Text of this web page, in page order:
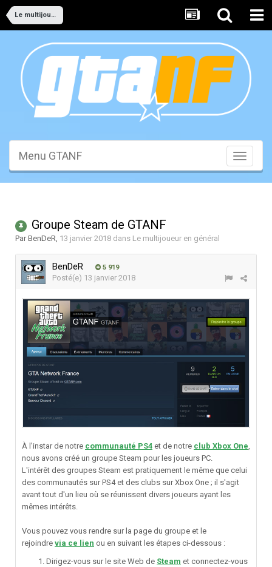
Le multijoueur en général
Toggle
Menu GTANF
Groupe Steam de GTANF
ParBenDeR, 13 janvier 2018 dans Le multijoueur en général
BenDeR 5 919
Posté(e) 13 janvier 2018
À l'instar de notre communauté PS4 et de notre club Xbox One
nous avons créé un groupe Steam pour les joueurs PC.
L'intérêt des groupes Steam est pratiquement le même que celui
des communautés sur PS4 et des clubs sur Xbox One ; il s'agit
avant tout d'un lieu où se réunissent divers joueurs ayant les
mêmes intérêts.
Vous pouvez vous rendre sur la page du groupe et le
rejoindre via ce lien ou en suivant les étapes ci-dessous :
Dirigez-vous sur le site Web de Steam et connectez-vous